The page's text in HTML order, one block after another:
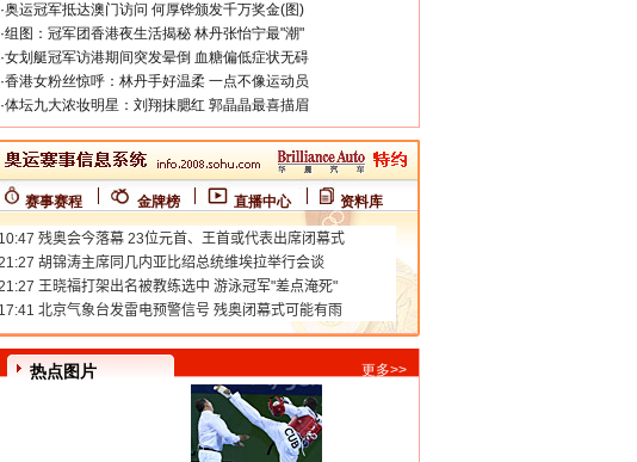
·奥运冠军抵达澳门访问 何厚铧颁发千万奖金(图)
·组图：冠军团香港夜生活揭秘 林丹张怡宁最"潮"
·女划艇冠军访港期间突发晕倒 血糖偏低症状无碍
·香港女粉丝惊呼：林丹手好温柔 一点不像运动员
·体坛九大浓妆明星：刘翔抹腮红 郭晶晶最喜描眉
赛事赛程 金牌榜 直播中心 资料库
热点图片 更多>>